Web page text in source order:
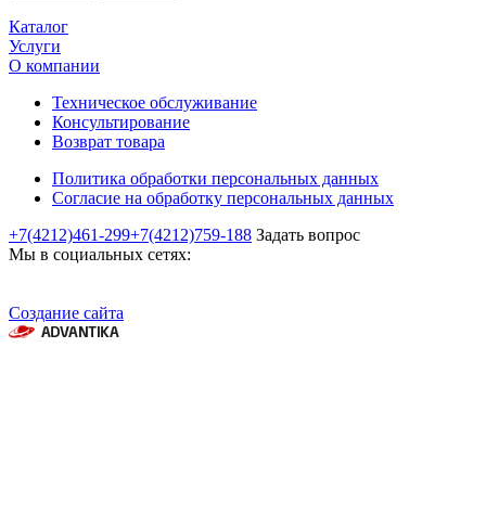
Каталог
Услуги
О компании
Техническое обслуживание
Консультирование
Возврат товара
Политика обработки персональных данных
Согласие на обработку персональных данных
+7(4212)461-299+7(4212)759-188 Задать вопрос
Мы в социальных сетях:
Создание сайта